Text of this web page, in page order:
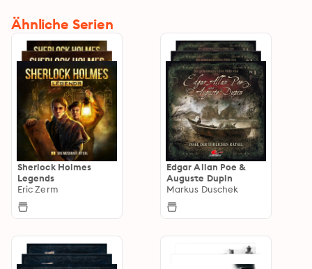
Ähnliche Serien
Sherlock Holmes
Legends
Eric Zerm
Edgar Allan Poe &
Auguste Dupin
Markus Duschek